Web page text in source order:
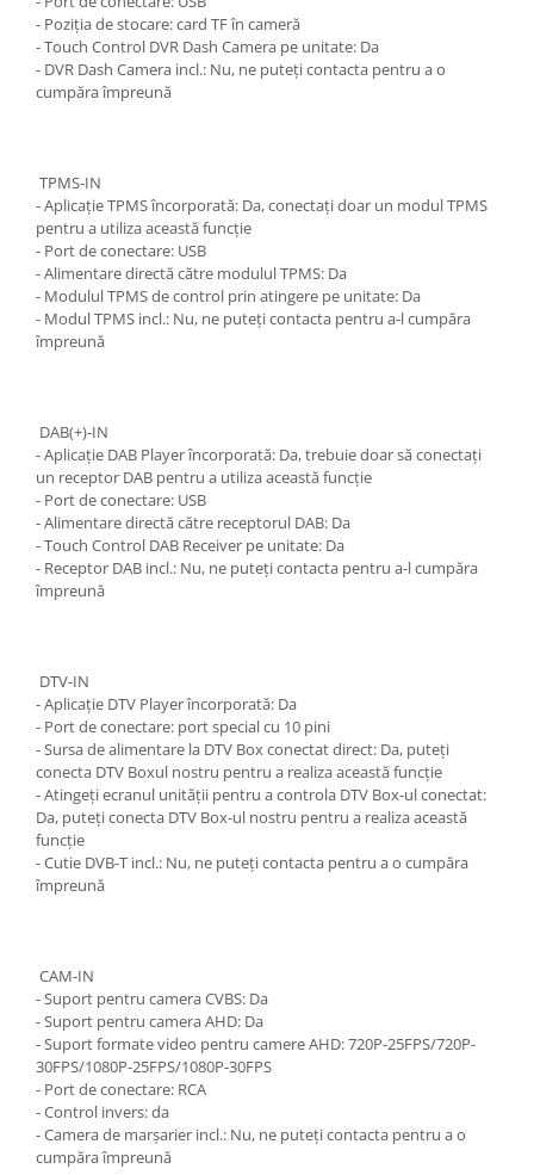
- Poziția de stocare: card TF în cameră
- Touch Control DVR Dash Camera pe unitate: Da
- DVR Dash Camera incl.: Nu, ne puteți contacta pentru a o
cumpăra împreună
TPMS-IN
- Aplicație TPMS încorporată: Da, conectați doar un modul TPMS
pentru a utiliza această funcție
- Port de conectare: USB
- Alimentare directă către modulul TPMS: Da
- Modulul TPMS de control prin atingere pe unitate: Da
- Modul TPMS incl.: Nu, ne puteți contacta pentru a-l cumpăra
împreună
DAB(+)-IN
- Aplicație DAB Player încorporată: Da, trebuie doar să conectați
un receptor DAB pentru a utiliza această funcție
- Port de conectare: USB
- Alimentare directă către receptorul DAB: Da
- Touch Control DAB Receiver pe unitate: Da
- Receptor DAB incl.: Nu, ne puteți contacta pentru a-l cumpăra
împreună
DTV-IN
- Aplicație DTV Player încorporată: Da
- Port de conectare: port special cu 10 pini
- Sursa de alimentare la DTV Box conectat direct: Da, puteți
conecta DTV Boxul nostru pentru a realiza această funcție
- Atingeți ecranul unității pentru a controla DTV Box-ul conectat:
Da, puteți conecta DTV Box-ul nostru pentru a realiza această
funcție
- Cutie DVB-T incl.: Nu, ne puteți contacta pentru a o cumpăra
împreună
CAM-IN
- Suport pentru camera CVBS: Da
- Suport pentru camera AHD: Da
- Suport formate video pentru camere AHD: 720P-25FPS/720P-
30FPS/1080P-25FPS/1080P-30FPS
- Port de conectare: RCA
- Control invers: da
- Camera de marșarier incl.: Nu, ne puteți contacta pentru a o
cumpăra împreună